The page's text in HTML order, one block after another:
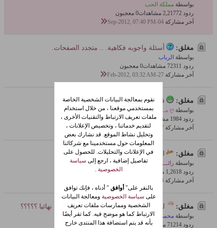
بواسطة مملكة الحب
ردود 72
2,217 مشاهدات
0 معجبون
آخر مشاركة 04-Sep-2012, 07:40 PM
مغلق: أسئلة واجوبه فكاهية. .. متجدد الصفحات.
بواسطة الرباب
ردود 11
723 مشاهدات
0 معجبون
آخر مشاركة 27-Feb-2012, 03:32 AM
مغلق: فديت ألمروقين
بواسطة ღ مـ غٍ ـُرًوٍرًهـ ღ
ردود 4
198 مشاهدات
0 معجبون
آخر مشاركة 27-Feb-2012, 02:16 AM
مغلق: الزوج يريد تغيير المدام
بواسطة رائـــ RAED ــد
ردود 8
1,261 مشاهدات
آخر مشاركة 24-Feb-2012, 01:07 PM
مغلق: للرجال والشباب فقط ممنوع دخول حواء نهائيا ؟؟؟؟؟
بواسطة محمد العاني
ردود 14
712 مشاهدات
0 معجبون
نقوم بمعالجة البيانات الشخصية الخاصة
بمستخدمي موقعنا ، من خلال استخدام
ملفات تعريف الارتباط والتقنيات الأخرى ،
لتقديم خدماتنا ، وتخصيص الإعلانات ،
وتحليل نشاط الموقع. قد نشارك بعض
المعلومات حول مستخدمينا مع شركائنا
في الإعلانات والتحليلات. للحصول على
تفاصيل إضافية ، ارجع إلى سياسة
الخصوصية .
بالنقر على" أوافق " أدناه ، فإنك توافق
على سياسة الخصوصية ومعالجة البيانات
الشخصية وممارسات ملفات تعريف
الارتباط كما هو موضح فيه. كما تقر أيضًا
بأنه قد يتم استضافة هذا المنتدى خارج